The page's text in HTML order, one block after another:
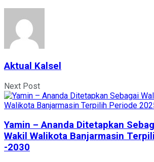
Aktual Kalsel
Next Post
Yamin – Ananda Ditetapkan
Wakil Walikota Banjarmasin
-2030